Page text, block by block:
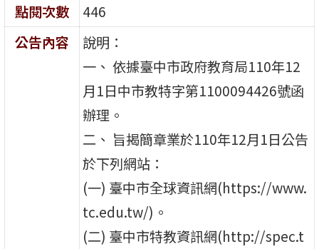
點閱次數
446
公告內容
說明：
一、 依據臺中市政府教育局110年12
月1日中市教特字第1100094426號函
辦理。
二、 旨揭簡章業於110年12月1日公告
於下列網站：
(一) 臺中市全球資訊網(https://www.
tc.edu.tw/)。
(二) 臺中市特教資訊網(http://spec.t